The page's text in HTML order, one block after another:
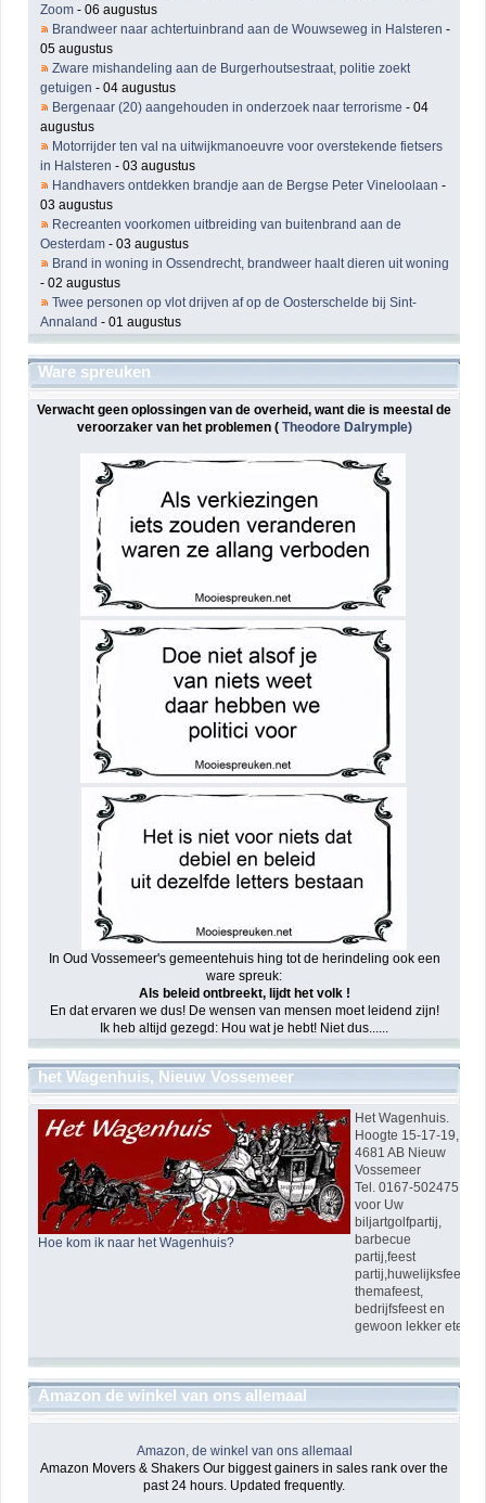
Zoom - 06 augustus
Brandweer naar achtertuinbrand aan de Wouwseweg in Halsteren -
05 augustus
Zware mishandeling aan de Burgerhoutsestraat, politie zoekt
getuigen - 04 augustus
Bergenaar (20) aangehouden in onderzoek naar terrorisme - 04
augustus
Motorrijder ten val na uitwijkmanoeuvre voor overstekende fietsers
in Halsteren - 03 augustus
Handhavers ontdekken brandje aan de Bergse Peter Vineloolaan -
03 augustus
Recreanten voorkomen uitbreiding van buitenbrand aan de
Oesterdam - 03 augustus
Brand in woning in Ossendrecht, brandweer haalt dieren uit woning
- 02 augustus
Twee personen op vlot drijven af op de Oosterschelde bij Sint-
Annaland - 01 augustus
Ware spreuken
Verwacht geen oplossingen van de overheid, want die is meestal de
veroorzaker van het problemen (Theodore Dalrymple)
In Oud Vossemeer's gemeentehuis hing tot de herindeling ook een
ware spreuk:
Als beleid ontbreekt, lijdt het volk !
En dat ervaren we dus! De wensen van mensen moet leidend zijn!
Ik heb altijd gezegd: Hou wat je hebt! Niet dus......
het Wagenhuis, Nieuw Vossemeer
Hoe kom ik naar het Wagenhuis?
Het Wagenhuis.
Hoogte 15-17-19,
4681 AB Nieuw
Vossemeer
Tel. 0167-502475
voor Uw
biljartgolfpartij,
barbecue
partij,feest
partij,huwelijksfeest,
themafeest,
bedrijfsfeest en
gewoon lekker eten!
Amazon de winkel van ons allemaal
Amazon, de winkel van ons allemaal
Amazon Movers & Shakers Our biggest gainers in sales rank over the
past 24 hours. Updated frequently.